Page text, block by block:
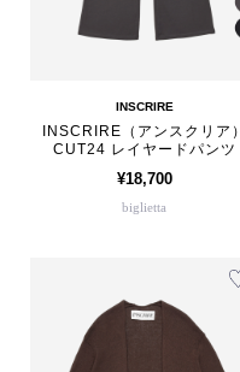
INSCRIRE
INSCRIRE（アンスクリア）
CUT24 レイヤードパンツ
¥18,700
biglietta